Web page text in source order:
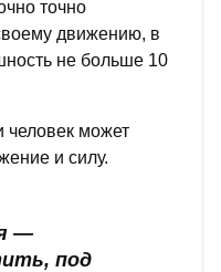
точно
движению, в
не больше 10
человек может
и силу.
—
под